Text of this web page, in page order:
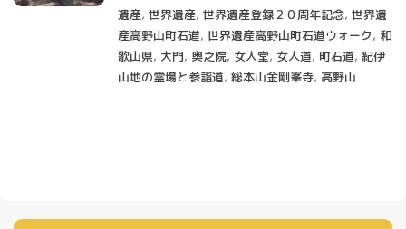
遺産, 世界遺産, 世界遺産登録２０周年記念, 世界遺
産高野山町石道, 世界遺産高野山町石道ウォーク, 和
歌山県, 大門, 奥之院, 女人堂, 女人道, 町石道, 紀伊
山地の霊場と参詣道, 総本山金剛峯寺, 高野山